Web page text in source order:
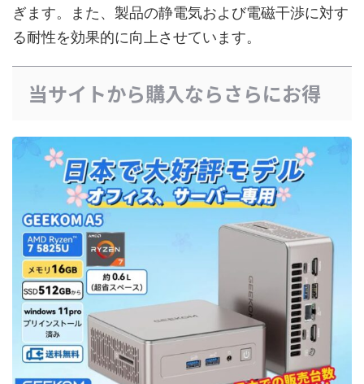
ぎます。また、製品の静電気および電磁干渉に対す
る耐性を効果的に向上させています。
当サイトから購入ならさらにお得